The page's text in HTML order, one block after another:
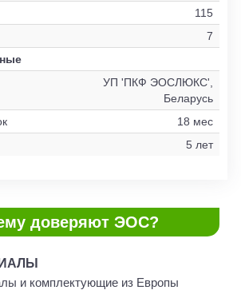
115
7
УП 'ПКФ ЭОСЛЮКС',
Беларусь
18 мес
5 лет
доверяют ЭОС?
и комплектующие из Европы